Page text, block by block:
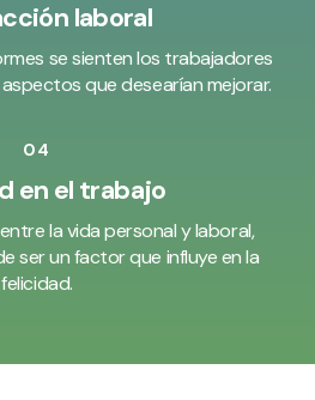
laboral
se sienten los trabajadores
que desearían mejorar.
04
en el trabajo
la vida personal y laboral,
ser un factor que influye en la
felicidad.